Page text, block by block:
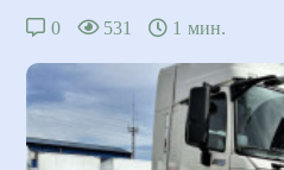
0 531 1 мин.